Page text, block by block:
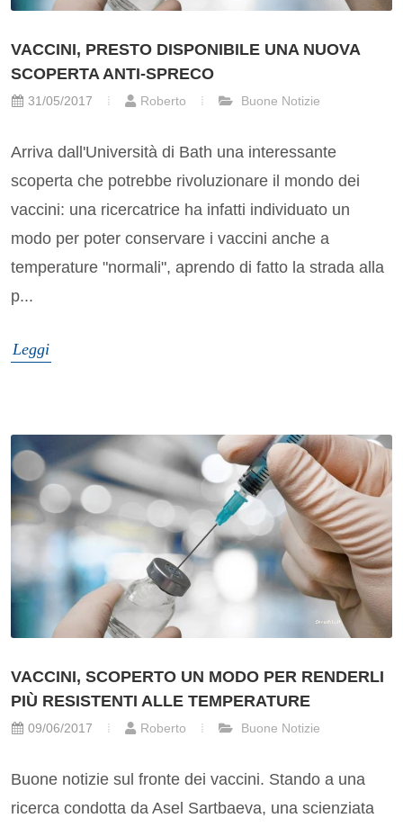
VACCINI, PRESTO DISPONIBILE UNA NUOVA
SCOPERTA ANTI-SPRECO
31/05/2017 Roberto Buone Notizie
Arriva dall'Università di Bath una interessante
scoperta che potrebbe rivoluzionare il mondo dei
vaccini: una ricercatrice ha infatti individuato un
modo per poter conservare i vaccini anche a
temperature "normali", aprendo di fatto la strada alla
p...
Leggi
VACCINI, SCOPERTO UN MODO PER RENDERLI
PIÙ RESISTENTI ALLE TEMPERATURE
09/06/2017 Roberto Buone Notizie
Buone notizie sul fronte dei vaccini. Stando a una
ricerca condotta da Asel Sartbaeva, una scienziata